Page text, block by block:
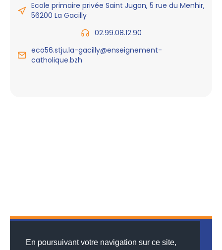
En poursuivant votre navigation sur ce site,
Ecole primaire privée Saint Jugon, 5 rue du Menhir,
56200 La Gacilly
02.99.08.12.90
eco56.stju.la-gacilly@enseignement-
catholique.bzh